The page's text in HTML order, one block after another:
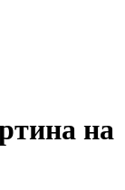
на